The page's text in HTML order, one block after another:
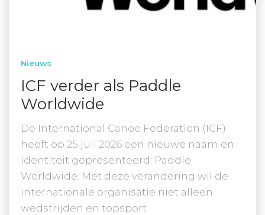
Nieuws
ICF verder als Paddle
Worldwide
De International Canoe Federation (ICF)
heeft op 25 juli 2026 een nieuwe naam en
identiteit gepresenteerd: Paddle
Worldwide. Met deze verandering wil de
internationale organisatie niet alleen
wedstrijden en topsport